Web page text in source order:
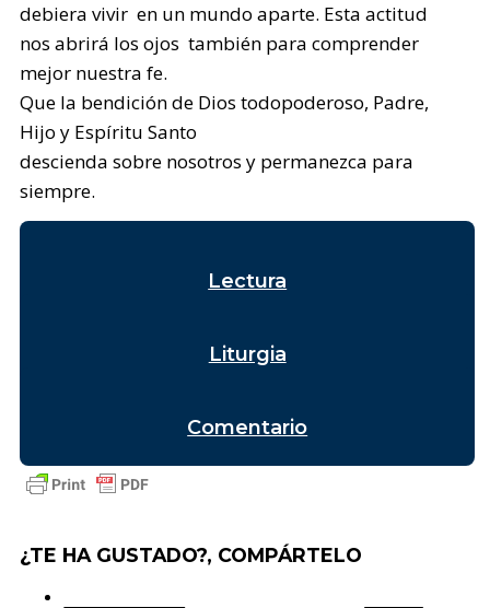
debiera vivir en un mundo aparte. Esta actitud
nos abrirá los ojos también para comprender
mejor nuestra fe.
Que la bendición de Dios todopoderoso, Padre,
Hijo y Espíritu Santo
descienda sobre nosotros y permanezca para
siempre.
Lectura
Liturgia
Comentario
¿TE HA GUSTADO?, COMPÁRTELO